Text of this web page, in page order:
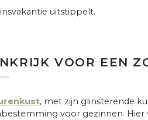
uitstippelt.
VOOR EEN
, met zijn glinsterende
voor gezinnen. Hier